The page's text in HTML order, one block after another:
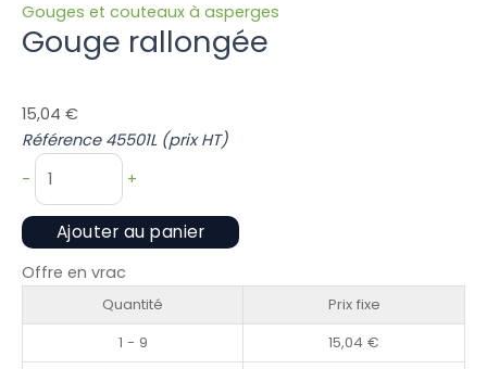
Gouges et couteaux à asperges
Gouge rallongée
15,04 €
Référence 45501L (prix HT)
-
quantité
de
Gouge
rallongée
+
Ajouter au panier
Offre en vrac
Quantité
Prix fixe
1 - 9
15,04 €